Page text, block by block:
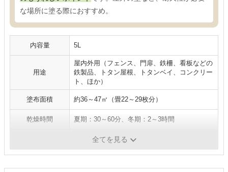
な場所に塗る際におすすめ。
内容量 5L
用途
屋内外用（フェンス、門扉、鉄柵、看板などの
鉄製品、トタン屋根、トタンベイ、コンクリー
ト、ほか）
塗布面積 約36～47㎡（畳22～29枚分）
乾燥時間 夏期：30～60分、冬期：2～3時間
全てを見る